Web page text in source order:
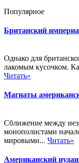
Популярное
Британский
Однако для
лакомым кусочком.
Читать»
Магнаты
Сближение между
монополистами
мировыми... Читать»
Американский